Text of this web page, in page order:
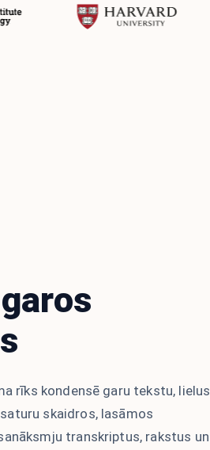
rīks kondensē garu tekstu, lielus
skaidros, lasāmos
transkriptus, rakstus un